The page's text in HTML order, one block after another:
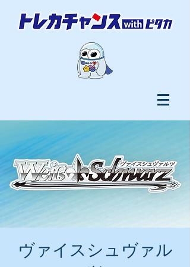
ヴァイスシュヴァル